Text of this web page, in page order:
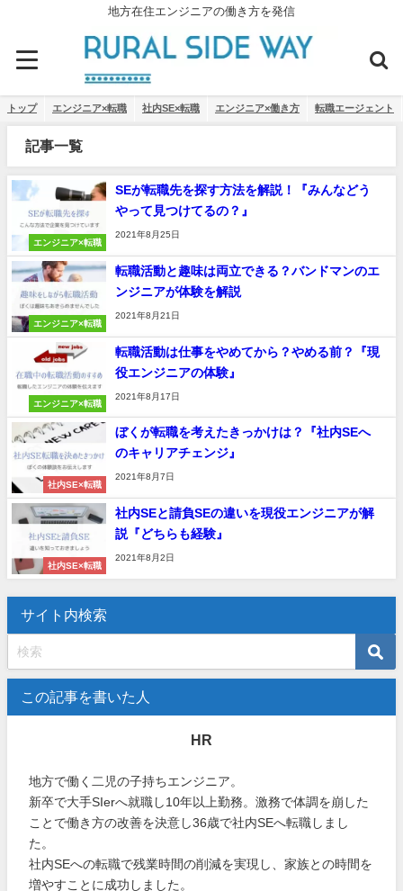
地方在住エンジニアの働き方を発信
トップ エンジニア×転職 社内SE×転職 エンジニア×働き方 転職エージェント
記事一覧
エンジニア×転職
SEが転職先を探す方法を解説！『みんなどう
やって見つけてるの？』
2021年8月25日
エンジニア×転職
転職活動と趣味は両立できる？バンドマンのエ
ンジニアが体験を解説
2021年8月21日
エンジニア×転職
転職活動は仕事をやめてから？やめる前？『現
役エンジニアの体験』
2021年8月17日
社内SE×転職
ぼくが転職を考えたきっかけは？『社内SEへ
のキャリアチェンジ』
2021年8月7日
社内SE×転職
社内SEと請負SEの違いを現役エンジニアが解
説『どちらも経験』
2021年8月2日
サイト内検索
この記事を書いた人
HR
地方で働く二児の子持ちエンジニア。
新卒で大手SIerへ就職し10年以上勤務。激務で体調を崩した
ことで働き方の改善を決意し36歳で社内SEへ転職しまし
た。
社内SEへの転職で残業時間の削減を実現し、家族との時間を
増やすことに成功しました。